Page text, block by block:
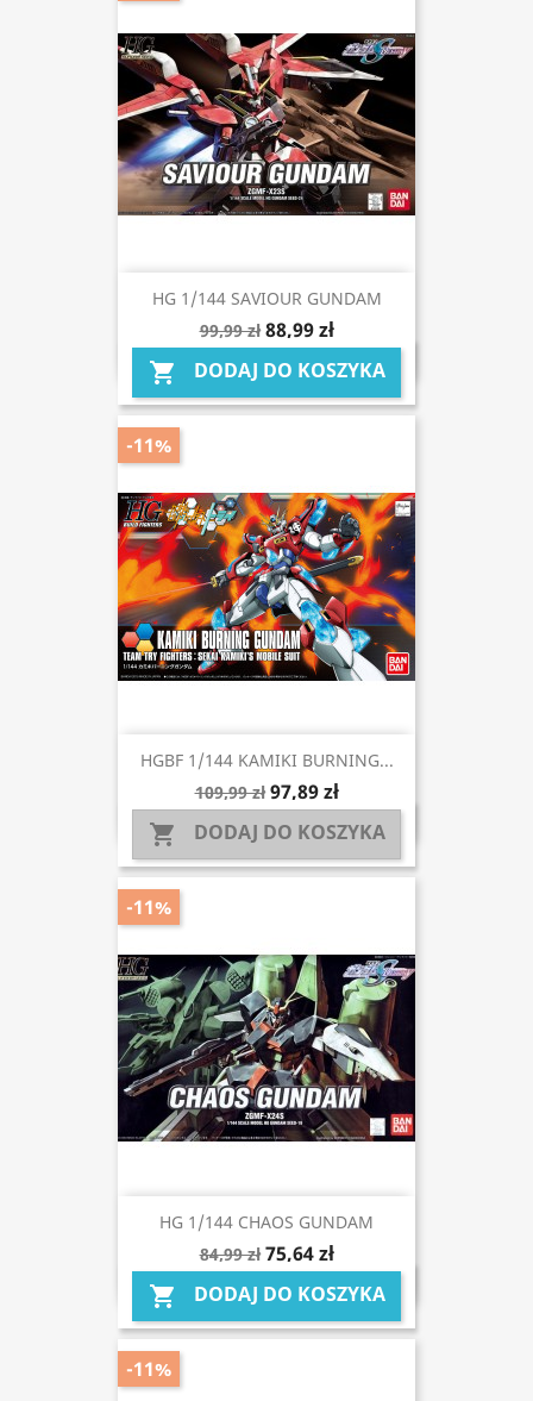
HG 1/144 SAVIOUR GUNDAM
99,99 zł 88,99 zł
 DODAJ DO KOSZYKA
HGBF 1/144 KAMIKI BURNING...
109,99 zł 97,89 zł
 DODAJ DO KOSZYKA
-11%
HG 1/144 CHAOS GUNDAM
84,99 zł 75,64 zł
 DODAJ DO KOSZYKA
-11%
-11%